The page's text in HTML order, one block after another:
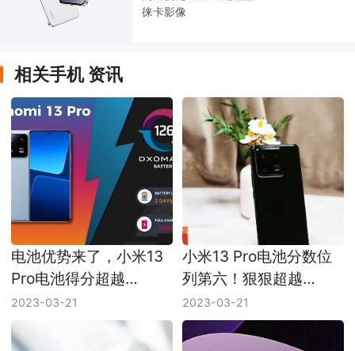
徕卡影像
相关手机 资讯
电池优势来了，小米13
Pro电池得分超越
iPhone 14 Pro
2023-03-21
小米13 Pro电池分数位
列第六！狠狠超越
iPhone 14 Pro
2023-03-21